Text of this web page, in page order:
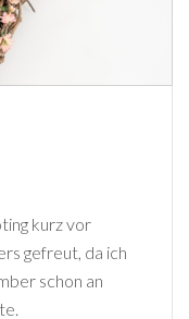
kurz vor
gefreut, da ich
schon an